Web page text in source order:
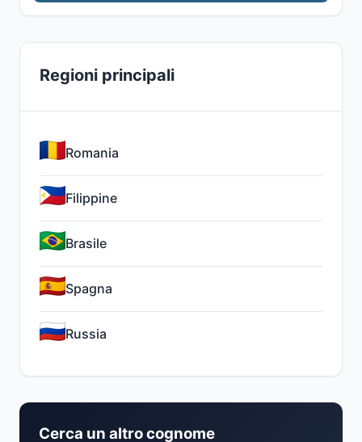
Regioni principali
Romania
Filippine
Brasile
Spagna
Russia
Cerca un altro cognome